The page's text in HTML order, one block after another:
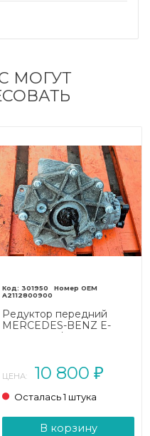
МОГУТ
301950
A2112800900
Редуктор передний
MERCEDES-BENZ E-
ЦЕНА: 10 800 ₽
Осталась 1 штука
В корзину